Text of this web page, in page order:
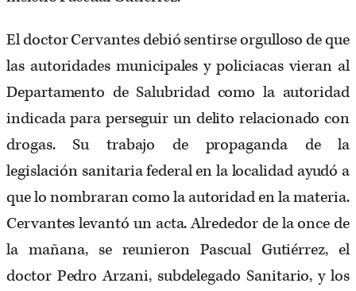
El doctor Cervantes debió sentirse orgulloso de que
las autoridades municipales y policiacas vieran al
Departamento de Salubridad como la autoridad
indicada para perseguir un delito relacionado con
drogas. Su trabajo de propaganda de la
legislación sanitaria federal en la localidad ayudó a
que lo nombraran como la autoridad en la materia.
Cervantes levantó un acta. Alrededor de la once de
la mañana, se reunieron Pascual Gutiérrez, el
doctor Pedro Arzani, subdelegado Sanitario, y los